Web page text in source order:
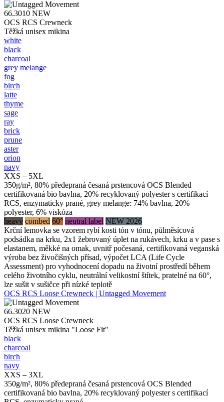
66.3010 NEW
OCS RCS Crewneck
Těžká unisex mikina
white
black
charcoal
grey melange
fog
birch
latte
thyme
sage
ray
brick
prune
aster
orion
navy
XXS – 5XL
350g/m², 80% předepraná česaná prstencová OCS Blended
certifikovaná bio bavlna, 20% recyklovaný polyester s certifikací
RCS, enzymaticky prané, grey melange: 74% bavlna, 20%
polyester, 6% viskóza
heavy combed 60° neutral label NEW 2026
Krční lemovka se vzorem rybí kosti tón v tónu, půlměsícová
podsádka na krku, 2x1 žebrovaný úplet na rukávech, krku a v pase s
elastanem, měkké na omak, uvnitř počesaná, certifikovaná veganská
výroba bez živočišných přísad, výpočet LCA (Life Cycle
Assessment) pro vyhodnocení dopadu na životní prostředí během
celého životního cyklu, neutrální velikostní štítek, pratelné na 60°,
lze sušit v sušičce při nízké teplotě
OCS RCS Loose Crewneck | Untagged Movement
66.3020 NEW
OCS RCS Loose Crewneck
Těžká unisex mikina "Loose Fit"
black
charcoal
birch
navy
XXS – 3XL
350g/m², 80% předepraná česaná prstencová OCS Blended
certifikovaná bio bavlna, 20% recyklovaný polyester s certifikací